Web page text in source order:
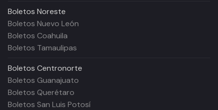
Boletos Noreste
Boletos Nuevo León
Boletos Coahuila
Boletos Tamaulipas
Boletos Centronorte
Boletos Guanajuato
Boletos Querétaro
Boletos San Luis Potosí